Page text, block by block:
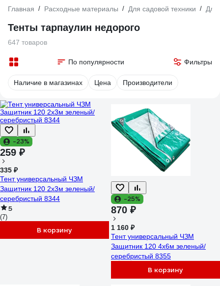
Главная / Расходные материалы / Для садовой техники / Для
Тенты тарпаулин недорого
647 товаров
По популярности Фильтры
Наличие в магазинах Цена Производители
-23%
259 ₽
335 ₽
Тент универсальный ЧЗМ
Защитник 120 2х3м зеленый/
серебристый 8344
5
(7)
В корзину
-25%
870 ₽
1 160 ₽
Тент универсальный ЧЗМ
Защитник 120 4х6м зеленый/
серебристый 8355
В корзину